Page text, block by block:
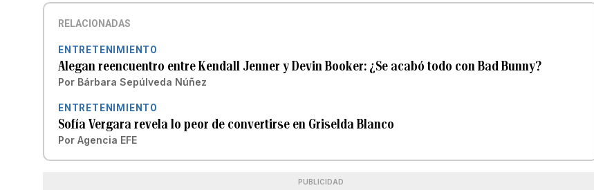
RELACIONADAS
ENTRETENIMIENTO
Alegan reencuentro entre Kendall Jenner y Devin Booker: ¿Se acabó todo con Bad Bunny?
Por Bárbara Sepúlveda Núñez
ENTRETENIMIENTO
Sofía Vergara revela lo peor de convertirse en Griselda Blanco
Por Agencia EFE
PUBLICIDAD